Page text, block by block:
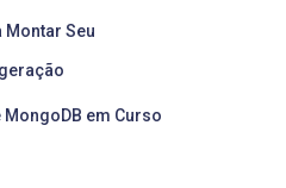
Montar Seu
MongoDB em Curso